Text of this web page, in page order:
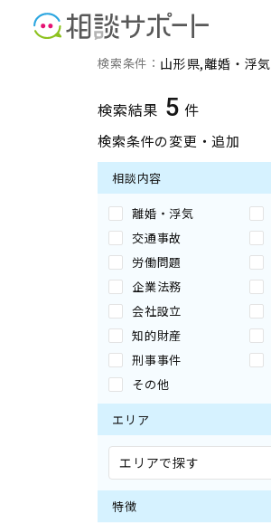
山形県の離婚
検索条件： 山形県 離婚・浮気
検索結果 5 件
検索条件の変更・追加
相談内容
離婚・浮気
交通事故
労働問題
企業法務
会社設立
知的財産
刑事事件
その他
エリア
エリアで探す
特徴